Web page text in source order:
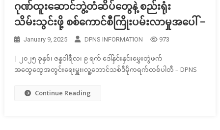
ဂုဏ်ထူးဆောင်ဘွဲ့တံဆိပ်တွေနဲ့ စည်းရုံး
သိမ်းသွင်းဖို့ စစ်ကောင်စီကြိုးပမ်းလာမှုအပေါ် –
January 9, 2025 DPNS INFORMATION 973
| ၂၀၂၅ ခုနှစ်၊ ဇန္နဝါရီလ၊ ၉ ရက် ဒေါ်နှင်းနှင်းမွှေးတွဲဖက်
အထွေထွေအတွင်းရေးမှူး၊လူ့ဘောင်သစ်ဒီမိုကရက်တစ်ပါတီ – DPNS
Continue Reading